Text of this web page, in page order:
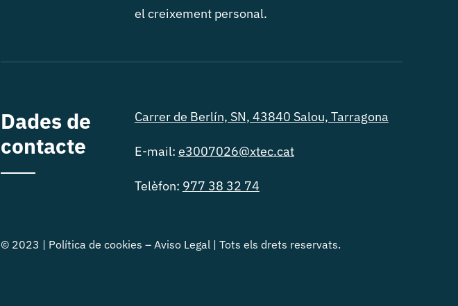
el creixement personal.
Dades de
contacte
Carrer de Berlín, SN, 43840 Salou, Tarragona
E-mail: e3007026@xtec.cat
Telèfon: 977 38 32 74
© 2023 | Política de cookies – Aviso Legal| Tots els drets reservats.